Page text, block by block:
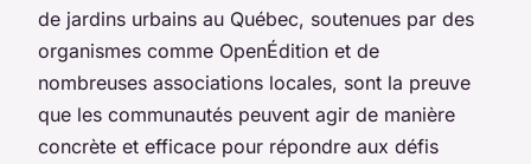
de jardins urbains au Québec, soutenues par des
organismes comme OpenÉdition et de
nombreuses associations locales, sont la preuve
que les communautés peuvent agir de manière
concrète et efficace pour répondre aux défis